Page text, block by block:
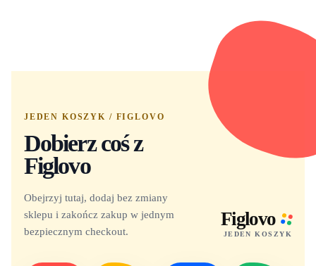
JEDEN KOSZYK / FIGLOVO
Dobierz coś z
Figlovo
Obejrzyj tutaj, dodaj bez zmiany
sklepu i zakończ zakup w jednym
bezpiecznym checkout.
Figlovo
JEDEN KOSZYK